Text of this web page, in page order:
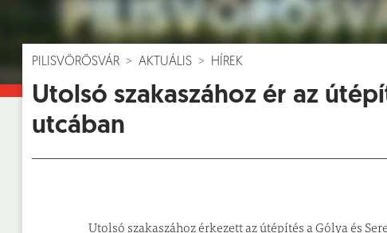
PILISVÖRÖSVÁR AKTUÁLIS HÍREK
Utolsó szakaszához ér az
utcában
Utolsó szakaszához érkezett az útépítés a Gólya és